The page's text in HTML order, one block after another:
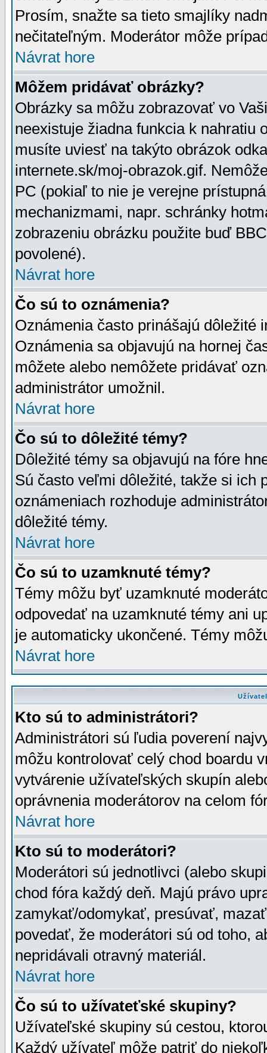
Prosím, snažte sa tieto smajlíky
nečitateľným. Moderátor môže
Návrat hore
Môžem pridávať obrázky?
Obrázky sa môžu zobrazovať vo
neexistuje žiadna funkcia k nahratiu
musíte uviesť na takýto obrázok
internete.sk/moj-obrazok.gif.
PC (pokiaľ to nie je verejne
mechanizmami, napr. schránky
zobrazeniu obrázku použite buď
povolené).
Návrat hore
Čo sú to oznámenia?
Oznámenia často prinášajú dôležité
Oznámenia sa objavujú na hornej
môžete alebo nemôžete pridávať
administrátor umožnil.
Návrat hore
Čo sú to dôležité témy?
Dôležité témy sa objavujú na fóre
Sú často veľmi dôležité, takže si ich
oznámeniach rozhoduje
dôležité témy.
Návrat hore
Čo sú to uzamknuté témy?
Témy môžu byť uzamknuté
odpovedať na uzamknuté témy ani
je automaticky ukončené. Témy
Návrat hore
Kto sú to administrátori?
Administrátori sú ľudia poverení
môžu kontrolovať celý chod boardu
vytvárenie užívateľských skupín
oprávnenia moderátorov na celom
Návrat hore
Kto sú to moderátori?
Moderátori sú jednotlivci (alebo
chod fóra každý deň. Majú právo
zamykať/odomykať, presúvať,
povedať, že moderátori sú od toho,
nepridávali otravný materiál.
Návrat hore
Čo sú to užívateťské skupiny?
Užívateľské skupiny sú cestou,
Každý užívateľ môže patriť do